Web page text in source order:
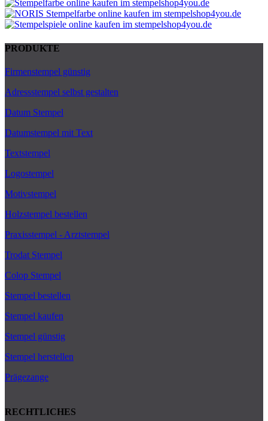
PRODUKTE
Firmenstempel günstig
Adressstempel selbst gestalten
Datum Stempel
Datumstempel mit Text
Textstempel
Logostempel
Motivstempel
Holzstempel bestellen
Praxisstempel - Arztstempel
Trodat Stempel
Colop Stempel
Stempel bestellen
Stempel kaufen
Stempel günstig
Stempel herstellen
Prägezange
RECHTLICHES